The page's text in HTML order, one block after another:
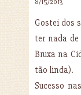
8/15/2013
Gostei dos
ter nada
Bruxa na
tão linda).
Sucesso